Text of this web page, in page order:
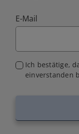
E-Mail
Ich bestätige,
einverstanden